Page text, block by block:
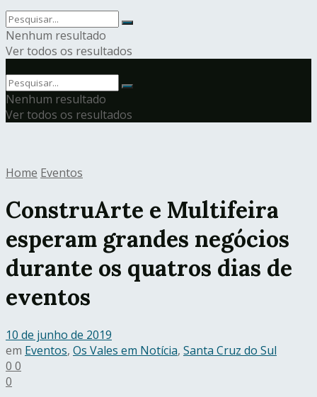
Nenhum resultado
Ver todos os resultados
Nenhum resultado
Ver todos os resultados
Home Eventos
ConstruArte e Multifeira
esperam grandes negócios
durante os quatros dias de
eventos
10 de junho de 2019
em Eventos, Os Vales em Notícia, Santa Cruz do Sul
0 0
0